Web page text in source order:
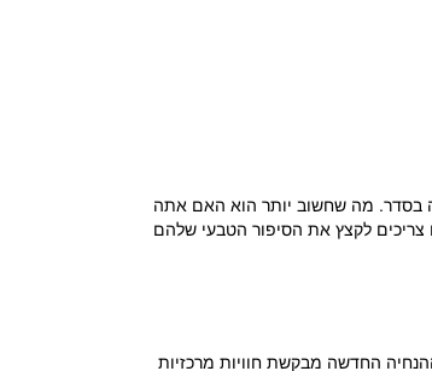
זה בסדר. מה שחשוב יותר הוא האם אתה
לקצץ את הסיפור הטבעי שלהם
החדשה מבקשת חוויות מרכזיות